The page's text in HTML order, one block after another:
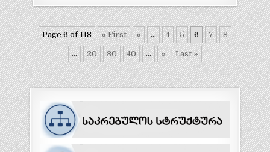
Page 6 of 118 « First « ... 4 5 6 7 8
... 20 30 40 ... » Last »